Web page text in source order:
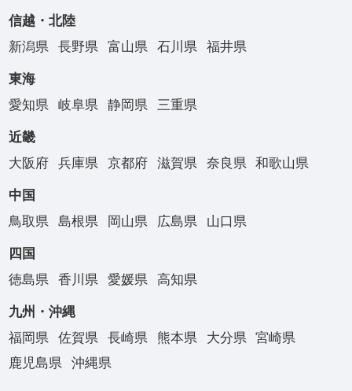
信越・北陸
新潟県
長野県 富山県 石川県 福井県
東海
愛知県
岐阜県 静岡県 三重県
近畿
大阪府
兵庫県 京都府 滋賀県 奈良県 和歌山県
中国
鳥取県
島根県 岡山県 広島県 山口県
四国
徳島県
香川県 愛媛県 高知県
九州・沖縄
福岡県
佐賀県 長崎県 熊本県 大分県
宮崎県
鹿児島県
沖縄県